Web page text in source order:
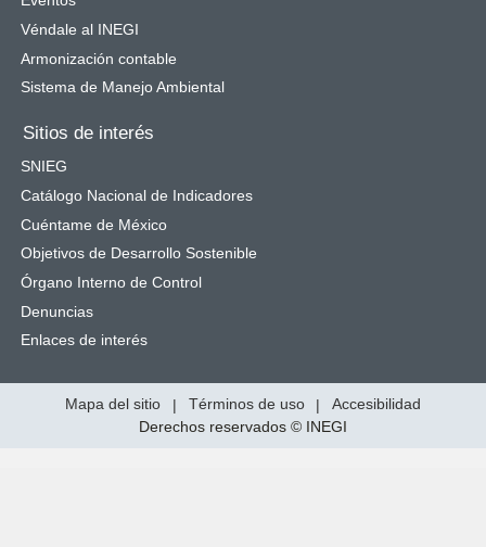
Véndale al INEGI
Armonización contable
Sistema de Manejo Ambiental
Sitios de interés
SNIEG
Catálogo Nacional de Indicadores
Cuéntame de México
Objetivos de Desarrollo Sostenible
Órgano Interno de Control
Denuncias
Enlaces de interés
Mapa del sitio | Términos de uso |
Accesibilidad
Derechos reservados © INEGI